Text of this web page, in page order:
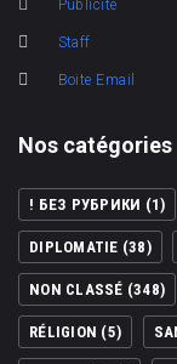
Publicité
Staff
Boite Email
Nos catégories
! БЕЗ РУБРИКИ (1)
DIPLOMATIE (38)
NON CLASSÉ (348)
RÉLIGION (5)